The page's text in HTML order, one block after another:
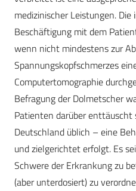
medizinischer Leistungen.
Beschäftigung mit dem
wenn nicht mindestens zur
Spannungskopfschmerzes
Computertomographie
Befragung der Dolmetscher
Patienten darüber
Deutschland üblich – eine
und zielgerichtet erfolgt. Es
Schwere der Erkrankung zu
(aber unterdosiert) zu